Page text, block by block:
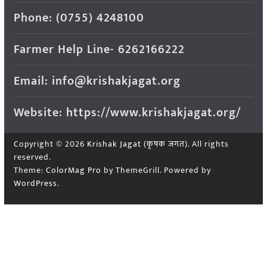
Phone: (0755) 4248100
Farmer Help Line- 6262166222
Email: info@krishakjagat.org
Website: https://www.krishakjagat.org/
Copyright © 2026 Krishak Jagat (कृषक जगत). All rights
reserved.
Theme: ColorMag Pro by ThemeGrill. Powered by
WordPress.